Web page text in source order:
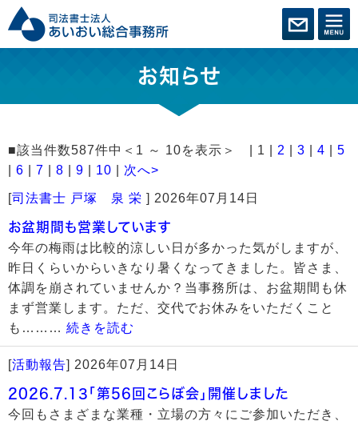
お知らせ
■該当件数587件中＜1 ～ 10を表示＞ | 1 | 2 3 4
5
6 7 8 9 10 次へ>
[司法書士 戸塚 泉 栄 ] 2026年07月14日
お盆期間も営業しています
今年の梅雨は比較的涼しい日が多かった気がしますが、
昨日くらいからいきなり暑くなってきました。皆さま、
体調を崩されていませんか？当事務所は、お盆期間も休
まず営業します。ただ、交代でお休みをいただくこと
も……… 続きを読む
[活動報告] 2026年07月14日
2026.7.13「第56回こらぼ会」開催しました
今回もさまざまな業種・立場の方々にご参加いただき、